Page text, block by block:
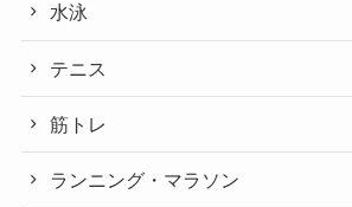
水泳
テニス
筋トレ
ランニング・マラソン